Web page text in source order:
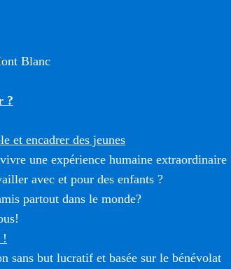
Blanc
?
et encadrer des jeunes
une expérience humaine extraordinaire
avec et pour des enfants ?
partout dans le monde?
!
sans but lucratif et basée sur le bénévolat